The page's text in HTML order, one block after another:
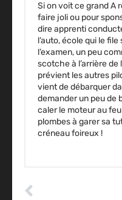
Si on voit ce grand A
faire joli ou pour
dire apprenti
l’auto, école qui le
l’examen, un peu
scotche à l’arrière
prévient les autres
vient de débarquer
demander un peu de
caler le moteur au
plombes à garer sa
créneau foireux !